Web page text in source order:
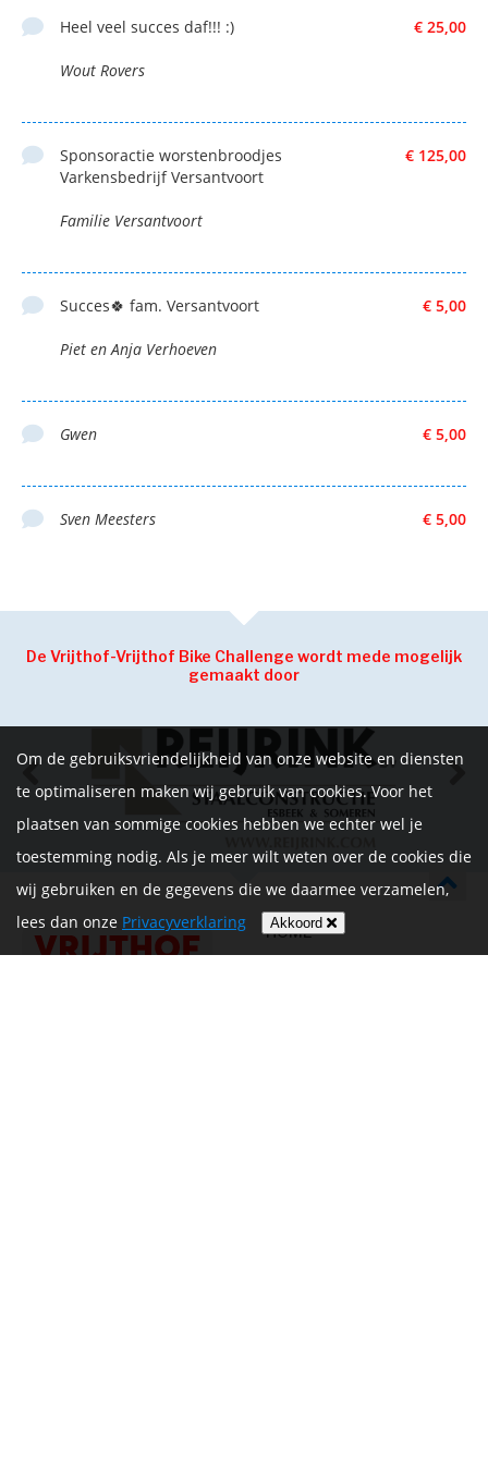
€ 25,00
Heel veel succes daf!!! :)
Wout Rovers
€ 125,00
Sponsoractie worstenbroodjes
Varkensbedrijf Versantvoort
Familie Versantvoort
€ 5,00
Succes🍀 fam. Versantvoort
Piet en Anja Verhoeven
€ 5,00
Gwen
€ 5,00
Sven Meesters
De Vrijthof-Vrijthof Bike Challenge wordt mede mogelijk
gemaakt door
HOME
Om de gebruiksvriendelijkheid van onze website en diensten
te optimaliseren maken wij gebruik van cookies. Voor het
plaatsen van sommige cookies hebben we echter wel je
toestemming nodig. Als je meer wilt weten over de cookies die
wij gebruiken en de gegevens die we daarmee verzamelen,
lees dan onze Privacyverklaring Akkoord